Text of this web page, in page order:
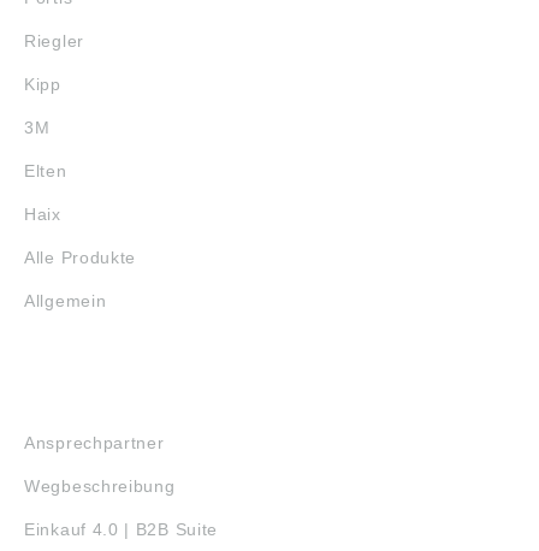
Riegler
Kipp
3M
Elten
Haix
Alle Produkte
Allgemein
Ansprechpartner
Wegbeschreibung
Einkauf 4.0 | B2B Suite